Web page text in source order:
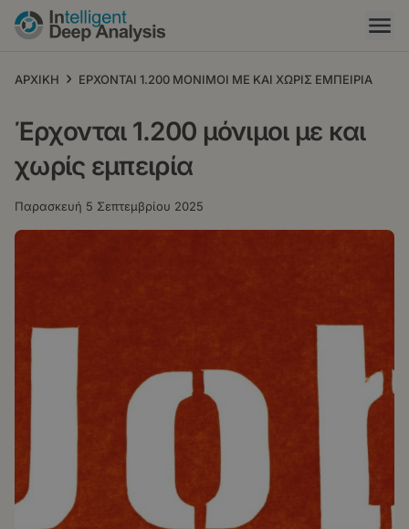
Παράκαμψη
προς
κυρίως
ΑΡΧΙΚΗ › ΕΡΧΟΝΤΑΙ 1.200 ΜΟΝΙΜΟΙ ΜΕ ΚΑΙ ΧΩΡΙΣ ΕΜΠΕΙΡΙΑ
Έρχονται 1.200 μόνιμοι με και
χωρίς εμπειρία
Παρασκευή 5 Σεπτεμβρίου 2025